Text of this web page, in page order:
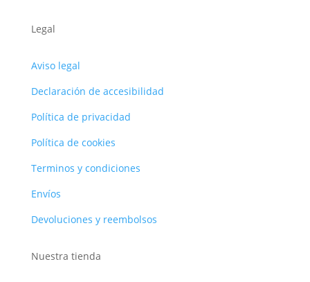
Legal
Aviso legal
Declaración de accesibilidad
Política de privacidad
Política de cookies
Terminos y condiciones
Envíos
Devoluciones y reembolsos
Nuestra tienda